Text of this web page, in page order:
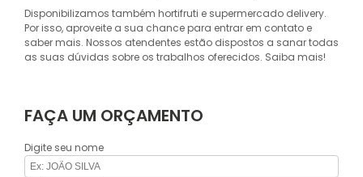
Disponibilizamos também hortifruti e supermercado delivery.
Por isso, aproveite a sua chance para entrar em contato e
saber mais. Nossos atendentes estão dispostos a sanar todas
as suas dúvidas sobre os trabalhos oferecidos. Saiba mais!
FAÇA UM ORÇAMENTO
Digite seu nome